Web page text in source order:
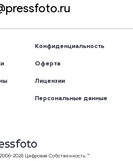
Конфиденциальность
Оферта
Лицензии
Персональные данные
2026 Цифровая Собственность ™